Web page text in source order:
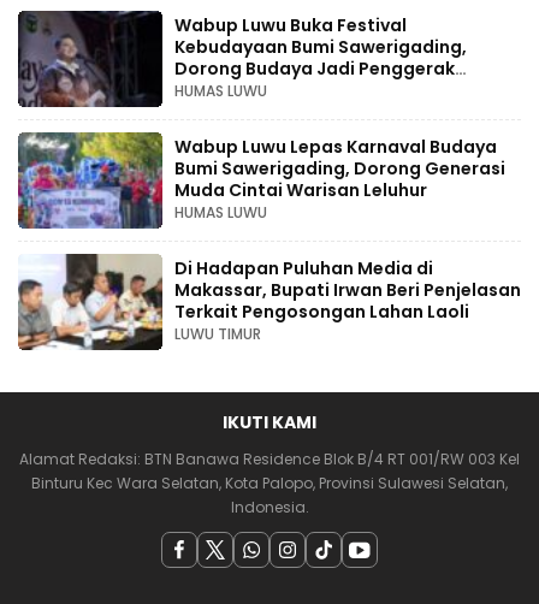
Wabup Luwu Buka Festival
Kebudayaan Bumi Sawerigading,
Dorong Budaya Jadi Penggerak
Ekonomi Kreatif
HUMAS LUWU
Wabup Luwu Lepas Karnaval Budaya
Bumi Sawerigading, Dorong Generasi
Muda Cintai Warisan Leluhur
HUMAS LUWU
Di Hadapan Puluhan Media di
Makassar, Bupati Irwan Beri Penjelasan
Terkait Pengosongan Lahan Laoli
LUWU TIMUR
IKUTI KAMI
Alamat Redaksi: BTN Banawa Residence Blok B/4 RT 001/RW 003 Kel
Binturu Kec Wara Selatan, Kota Palopo, Provinsi Sulawesi Selatan,
Indonesia.